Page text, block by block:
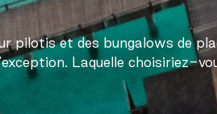
pilotis et des bungalows de
Laquelle choisiriez-